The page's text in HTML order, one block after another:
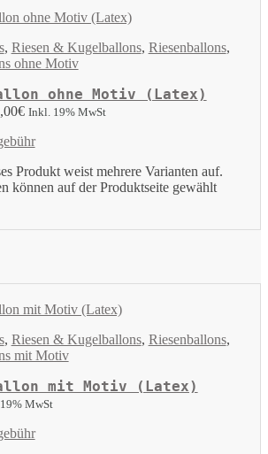
, Riesen & Kugelballons, Riesenballons,
ohne Motiv
ohne Motiv (Latex)
€ Inkl. 19% MwSt
Produkt weist mehrere Varianten auf.
können auf der Produktseite gewählt
, Riesen & Kugelballons, Riesenballons,
mit Motiv
mit Motiv (Latex)
MwSt